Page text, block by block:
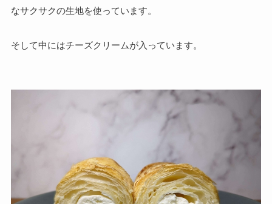
なサクサクの生地を使っています。
そして中にはチーズクリームが入っています。